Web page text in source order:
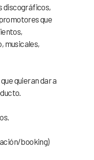
discográficos,
que
musicales,
quieran dar a
booking)